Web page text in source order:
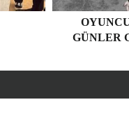
GÜNLER